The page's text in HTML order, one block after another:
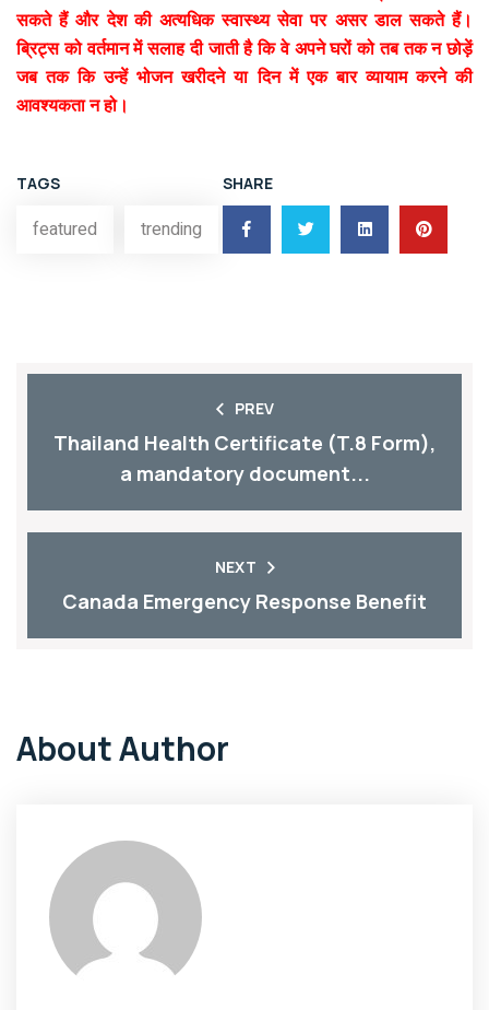
सकते हैं और देश की अत्यधिक स्वास्थ्य सेवा पर असर डाल सकते हैं।
ब्रिट्स को वर्तमान में सलाह दी जाती है कि वे अपने घरों को तब तक न छोड़ें
जब तक कि उन्हें भोजन खरीदने या दिन में एक बार व्यायाम करने की
आवश्यकता न हो।
TAGS
featured trending
SHARE
PREV
Thailand Health Certificate (T.8 Form),
a mandatory document...
NEXT
Canada Emergency Response Benefit
About Author